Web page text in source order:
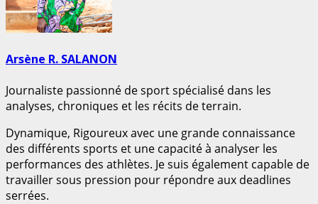
Arsène R. SALANON
Journaliste passionné de sport spécialisé dans les
analyses, chroniques et les récits de terrain.
Dynamique, Rigoureux avec une grande connaissance
des différents sports et une capacité à analyser les
performances des athlètes. Je suis également capable de
travailler sous pression pour répondre aux deadlines
serrées.